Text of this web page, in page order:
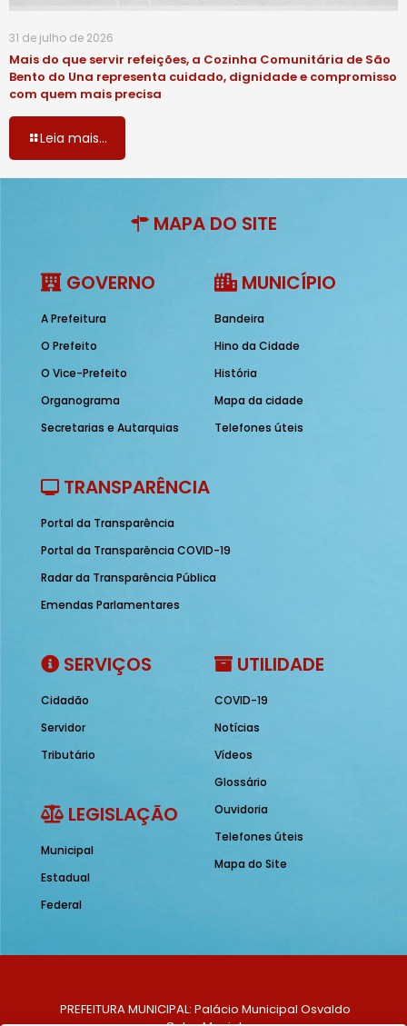
31 de julho de 2026
Mais do que servir refeições, a Cozinha Comunitária de São
Bento do Una representa cuidado, dignidade e compromisso
com quem mais precisa
Leia mais...
MAPA DO SITE
GOVERNO
A Prefeitura
O Prefeito
O Vice-Prefeito
Organograma
Secretarias e Autarquias
MUNICÍPIO
Bandeira
Hino da Cidade
História
Mapa da cidade
Telefones úteis
TRANSPARÊNCIA
Portal da Transparência
Portal da Transparência COVID-19
Radar da Transparência Pública
Emendas Parlamentares
SERVIÇOS
Cidadão
Servidor
Tributário
LEGISLAÇÃO
Municipal
Estadual
Federal
UTILIDADE
COVID-19
Notícias
Vídeos
Glossário
Ouvidoria
Telefones úteis
Mapa do Site
PREFEITURA MUNICIPAL: Palácio Municipal Osvaldo